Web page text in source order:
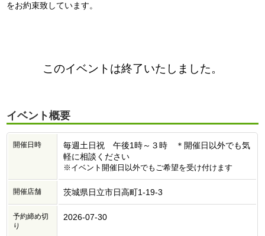
をお約束致しています。
このイベントは終了いたしました。
イベント概要
開催日時
毎週土日祝 午後1時～３時 ＊開催日以外でも気
軽に相談ください
※イベント開催日以外でもご希望を受け付けます
開催店舗 茨城県日立市日高町1-19-3
予約締め切
り
2026-07-30